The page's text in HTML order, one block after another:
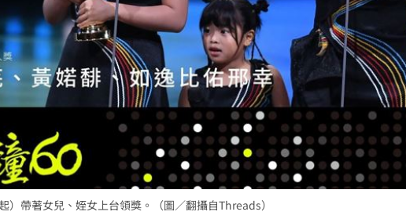
）帶著女兒、姪女上台領獎。（圖／翻攝自Threads）